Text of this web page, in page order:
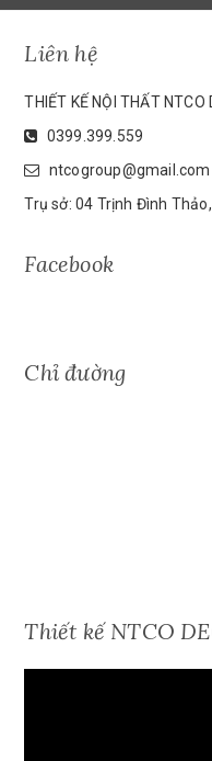
Liên hệ
THIẾT KẾ NỘI THẤT NTCO
0399.399.559
ntcogroup@gmail.com
Trụ sở: 04 Trịnh Đình Thảo,
Facebook
Chỉ đường
Thiết kế NTCO